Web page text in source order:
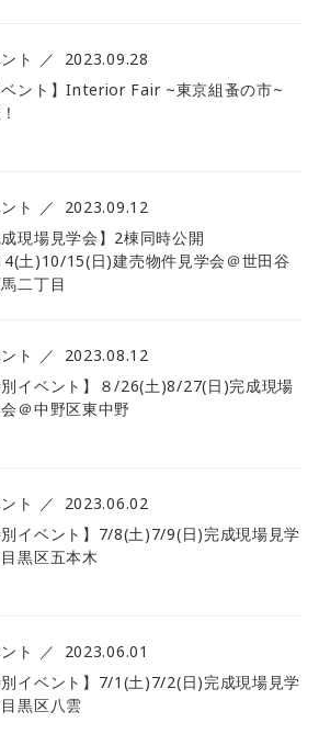
ト
2023.09.28
ベント】Interior Fair ~東京組蚤の市~
ト
2023.09.12
成現場見学会】2棟同時公開
土)10/15(日)建売物件見学会＠世田谷
二丁目
ト
2023.08.12
別イベント】８/26(土)8/27(日)完成現場
会＠中野区東中野
ト
2023.06.02
別イベント】7/8(土)7/9(日)完成現場見学
黒区五本木
ト
2023.06.01
別イベント】7/1(土)7/2(日)完成現場見学
黒区八雲